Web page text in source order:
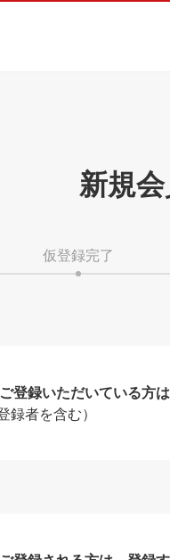
新規
仮登録完了
登録いただいている方
録者を含む）